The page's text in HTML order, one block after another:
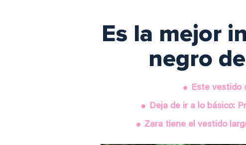
Es la mejor
negro
Este vestido
Deja de ir a lo básico:
Zara tiene el vestido